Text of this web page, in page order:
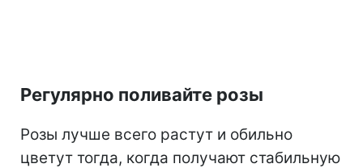
Регулярно поливайте розы
Розы лучше всего растут и обильно
цветут тогда, когда получают стабильную